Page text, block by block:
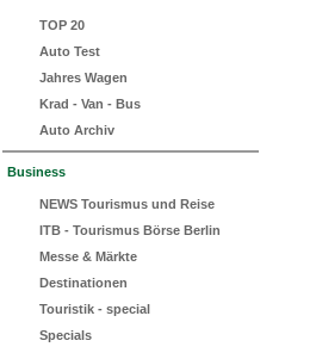
TOP 20
Auto Test
Jahres Wagen
Krad - Van - Bus
Auto Archiv
Business
NEWS Tourismus und Reise
ITB - Tourismus Börse Berlin
Messe & Märkte
Destinationen
Touristik - special
Specials